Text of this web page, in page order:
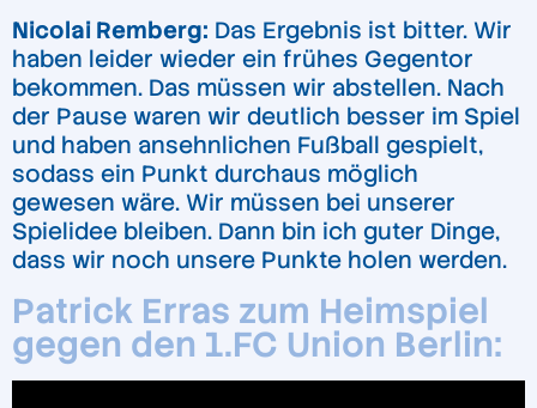
Nicolai Remberg: Das Ergebnis ist bitter. Wir
haben leider wieder ein frühes Gegentor
bekommen. Das müssen wir abstellen. Nach
der Pause waren wir deutlich besser im Spiel
und haben ansehnlichen Fußball gespielt,
sodass ein Punkt durchaus möglich
gewesen wäre. Wir müssen bei unserer
Spielidee bleiben. Dann bin ich guter Dinge,
dass wir noch unsere Punkte holen werden.
Patrick Erras zum Heimspiel
gegen den 1.FC Union Berlin: